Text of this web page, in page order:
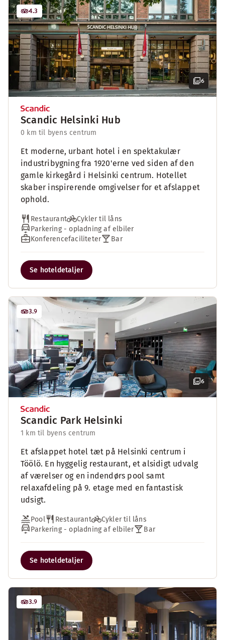
6
4.3
Scandic Helsinki Hub
0 km til byens centrum
Et moderne, urbant hotel i en spektakulær
industribygning fra 1920'erne ved siden af den
gamle kirkegård i Helsinki centrum. Hotellet
skaber inspirerende omgivelser for et afslappet
ophold.
Restaurant
Cykler til låns
Parkering - opladning af elbiler
Konferencefaciliteter
Bar
Se hoteldetaljer
6
3.9
Scandic Park Helsinki
1 km til byens centrum
Et afslappet hotel tæt på Helsinki centrum i
Töölö. En hyggelig restaurant, et alsidigt udvalg
af værelser og en indendørs pool samt
relaxafdeling på 9. etage med en fantastisk
udsigt.
Pool Restaurant
Cykler til låns
Parkering - opladning af elbiler
Bar
Se hoteldetaljer
3.9